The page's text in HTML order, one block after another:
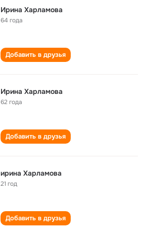
Ирина Харламова
64 года
Добавить в друзья
Ирина Харламова
62 года
Добавить в друзья
ирина Харламова
21 год
Добавить в друзья